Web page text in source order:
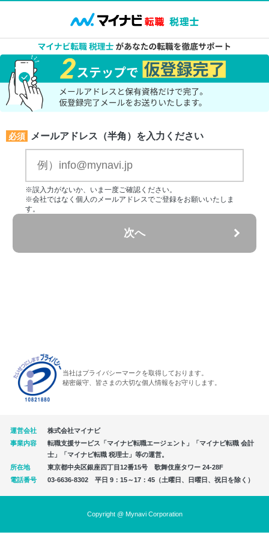
必須 メールアドレス（半角）を入力ください
※誤入力がないか、いま一度ご確認ください。
※会社ではなく個人のメールアドレスでご登録をお願いいたしま
す。
次へ
当社はプライバシーマークを取得しております。
秘密厳守、皆さまの大切な個人情報をお守りします。
運営会社
株式会社マイナビ
事業内容
転職支援サービス「マイナビ転職エージェント」「マイナビ転職 会計
士」「マイナビ転職 税理士」等の運営。
所在地
東京都中央区銀座四丁目12番15号 歌舞伎座タワー 24-28F
電話番号
03-6636-8302 平日 9：15～17：45（土曜日、日曜日、祝日を除く）
Copyright @ Mynavi Corporation